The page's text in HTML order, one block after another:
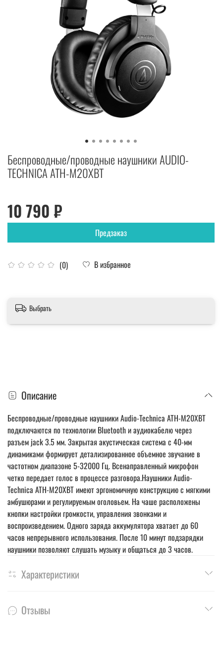
Беспроводные/проводные наушники AUDIO-
TECHNICA ATH-M20XBT
(0) В избранное
10 790 ₽
Предзаказ
Выбрать
Описание
Беспроводные/проводные наушники Audio-Technica ATH-M20XBT
подключаются по технологии Bluetooth и аудиокабелю через
разъем jack 3.5 мм. Закрытая акустическая система с 40-мм
динамиками формирует детализированное объемное звучание в
частотном диапазоне 5-32000 Гц. Всенаправленный микрофон
четко передает голос в процессе разговора.Наушники Audio-
Technica ATH-M20XBT имеют эргономичную конструкцию с мягкими
амбушюрами и регулируемым оголовьем. На чаше расположены
кнопки настройки громкости, управления звонками и
воспроизведением. Одного заряда аккумулятора хватает до 60
часов непрерывного использования. После 10 минут подзарядки
наушники позволяют слушать музыку и общаться до 3 часов.
Характеристики
Отзывы